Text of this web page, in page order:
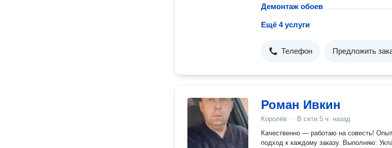
Демонтаж обоев
Ещё 4 услуги
Телефон Предложить
Роман Ивкин
Королёв · В сети 5 ч. назад
Качественно — работаю на совесть! Опытно — индивидуальный
подход к каждому заказу. Выполняю: Укладка ламината,